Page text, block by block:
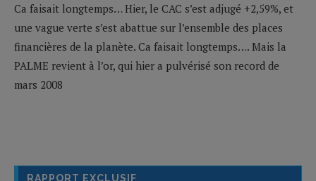
Ca faisait longtemps… Hier, le CAC s’est adjugé +2,59%, et
une vague verte s’est abattue sur l’ensemble des places
financières de la planète. Ca faisait longtemps…. Mais la
PALME revient à l’or, qui hier a pulvérisé son record de
mars 2008
RAPPORT EXCLUSIF